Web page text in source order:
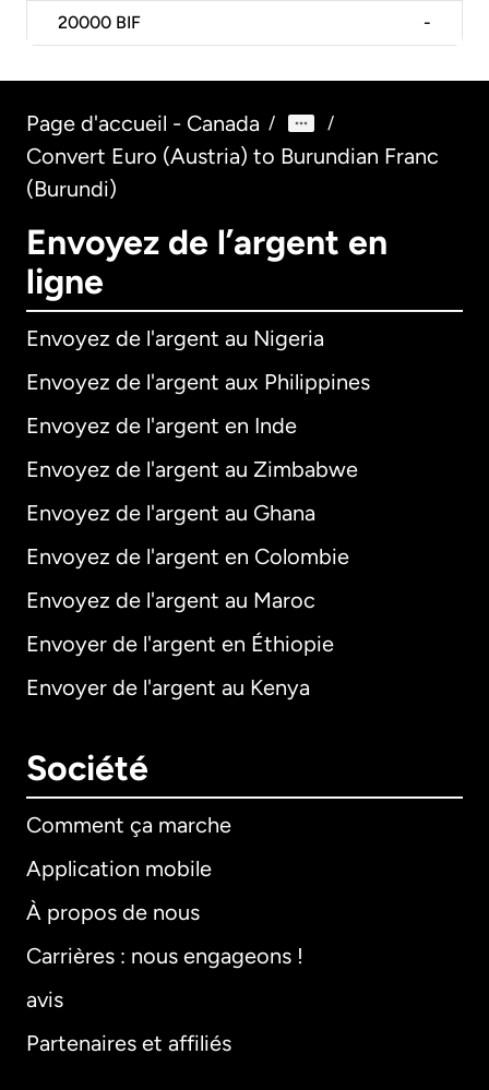
20000 BIF -
Page d'accueil - Canada / /
Convert Euro (Austria) to Burundian Franc
(Burundi)
Envoyez de l’argent en
ligne
Envoyez de l'argent au Nigeria
Envoyez de l'argent aux Philippines
Envoyez de l'argent en Inde
Envoyez de l'argent au Zimbabwe
Envoyez de l'argent au Ghana
Envoyez de l'argent en Colombie
Envoyez de l'argent au Maroc
Envoyer de l'argent en Éthiopie
Envoyer de l'argent au Kenya
Société
Comment ça marche
Application mobile
À propos de nous
Carrières : nous engageons !
avis
Partenaires et affiliés